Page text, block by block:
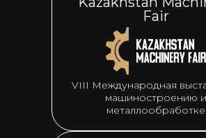
Fair
VIII Международная
машиностроению и
металлообработке